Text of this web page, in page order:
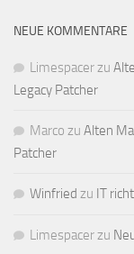
NEUE KOMMENTARE
Limespacerzu
Legacy Patcher
Marco zu Alten
Patcher
Winfried zu IT
Limespacerzu